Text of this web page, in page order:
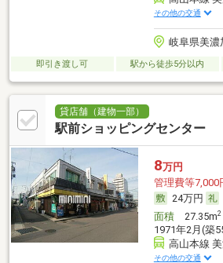
その他の交通
岐阜県美濃
即引き渡し可 駅から徒歩5分以内
貸店舗（建物一部）
駅前ショッピングセンター
8万円
管理費等7,000
24万円
面積27.35m2
1971年2月(築
高山本線
その他の交通